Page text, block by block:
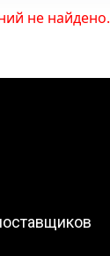
не найдено.